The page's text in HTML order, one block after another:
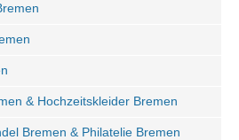
& Hochzeitskleider Bremen
Bremen & Philatelie Bremen